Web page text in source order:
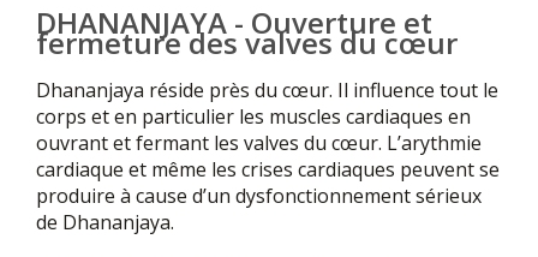
DHANANJAYA - Ouverture et
fermeture des valves du cœur
Dhananjaya réside près du cœur. Il influence tout le
corps et en particulier les muscles cardiaques en
ouvrant et fermant les valves du cœur. L’arythmie
cardiaque et même les crises cardiaques peuvent se
produire à cause d’un dysfonctionnement sérieux
de Dhananjaya.